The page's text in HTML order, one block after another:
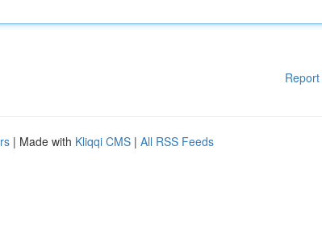
| Made with Kliqqi CMS | All RSS Feeds